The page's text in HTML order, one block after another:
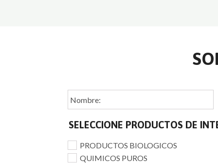
SELECCIONE PRODUCTOS DE
PRODUCTOS BIOLOGICOS
QUIMICOS PUROS